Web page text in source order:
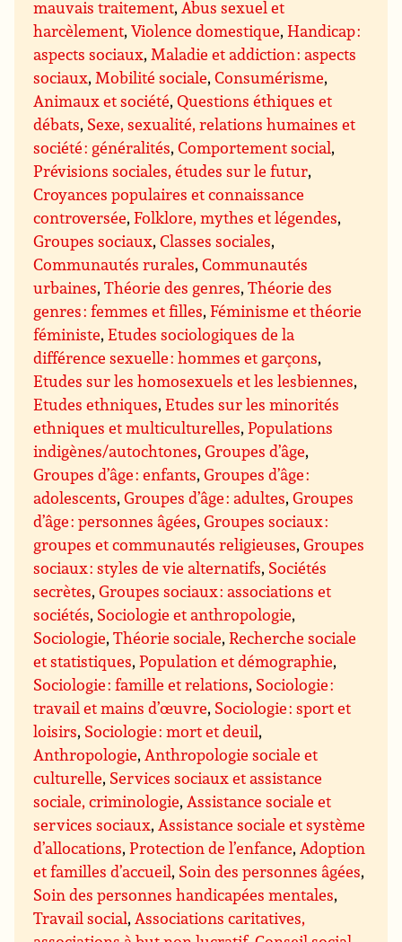
mauvais traitement,Abus sexuel et
harcèlement,Violence domestique,Handicap :
aspects sociaux,Maladie et addiction : aspects
sociaux,Mobilité sociale,Consumérisme,
Animaux et société,Questions éthiques et
débats, Sexe, sexualité, relations humaines et
société : généralités,Comportement social,
Prévisions sociales, études sur le futur,
Croyances populaires et connaissance
controversée,Folklore, mythes et légendes,
Groupes sociaux,Classes sociales,
Communautés rurales,Communautés
urbaines,Théorie des genres,Théorie des
genres : femmes et filles,Féminisme et théorie
féministe,Etudes sociologiques de la
différence sexuelle : hommes et garçons,
Etudes sur les homosexuels et les lesbiennes,
Etudes ethniques,Etudes sur les minorités
ethniques et multiculturelles,Populations
indigènes/autochtones,Groupes d’âge,
Groupes d’âge : enfants,Groupes d’âge :
adolescents,Groupes d’âge : adultes,Groupes
d’âge : personnes âgées,Groupes sociaux :
groupes et communautés religieuses,Groupes
sociaux : styles de vie alternatifs, Sociétés
secrètes,Groupes sociaux : associations et
sociétés, Sociologie et anthropologie,
Sociologie,Théorie sociale,Recherche sociale
et statistiques,Population et démographie,
Sociologie : famille et relations, Sociologie :
travail et mains d’œuvre, Sociologie : sport et
loisirs, Sociologie : mort et deuil,
Anthropologie,Anthropologie sociale et
culturelle, Services sociaux et assistance
sociale, criminologie,Assistance sociale et
services sociaux,Assistance sociale et système
d’allocations,Protection de l’enfance,Adoption
et familles d’accueil, Soin des personnes âgées,
Soin des personnes handicapées mentales,
Travail social,Associations caritatives,